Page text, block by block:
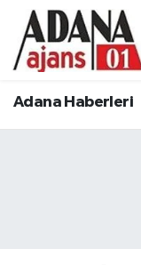
Adana Haberleri
Adana
Adana